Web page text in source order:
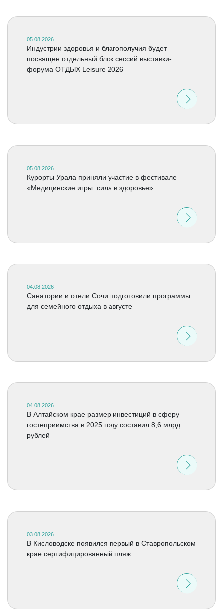
05.08.2026
Индустрии здоровья и благополучия будет
посвящен отдельный блок сессий выставки-
форума ОТДЫХ Leisure 2026
05.08.2026
Курорты Урала приняли участие в фестивале
«Медицинские игры: сила в здоровье»
04.08.2026
Санатории и отели Сочи подготовили программы
для семейного отдыха в августе
04.08.2026
В Алтайском крае размер инвестиций в сферу
гостеприимства в 2025 году составил 8,6 млрд
рублей
03.08.2026
В Кисловодске появился первый в Ставропольском
крае сертифицированный пляж